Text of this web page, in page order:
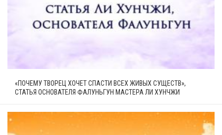
«ПОЧЕМУ ТВОРЕЦ ХОЧЕТ СПАСТИ ВСЕХ ЖИВЫХ СУЩЕСТВ»,
СТАТЬЯ ОСНОВАТЕЛЯ ФАЛУНЬГУН МАСТЕРА ЛИ ХУНЧЖИ